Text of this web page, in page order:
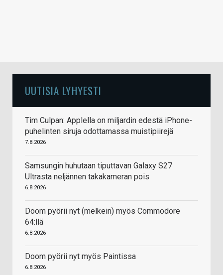
UUTISIA LYHYESTI
Tim Culpan: Applella on miljardin edestä iPhone-
puhelinten siruja odottamassa muistipiirejä
7.8.2026
Samsungin huhutaan tiputtavan Galaxy S27
Ultrasta neljännen takakameran pois
6.8.2026
Doom pyörii nyt (melkein) myös Commodore
64:llä
6.8.2026
Doom pyörii nyt myös Paintissa
6.8.2026